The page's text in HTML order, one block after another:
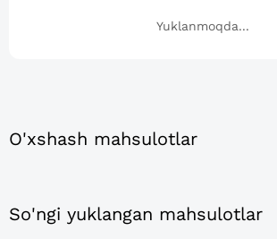
Yuklanmoqda...
O'xshash mahsulotlar
So'ngi yuklangan mahsulotlar